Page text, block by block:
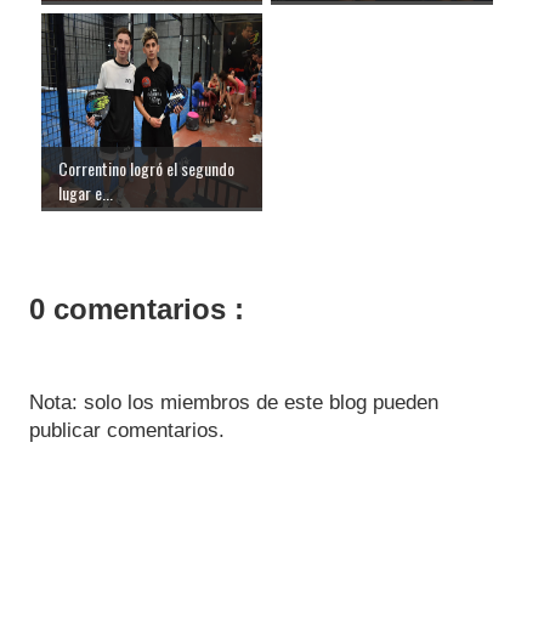
Correntino logró el segundo
lugar e...
0 comentarios :
Nota: solo los miembros de este blog pueden
publicar comentarios.